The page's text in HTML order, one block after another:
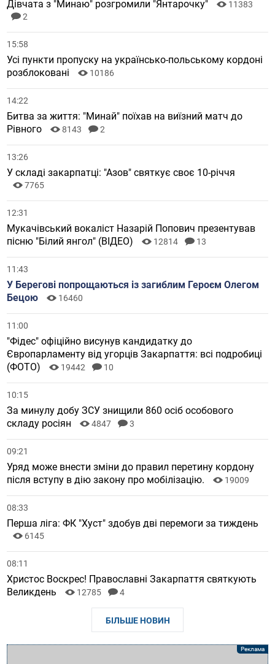
Дівчата з "Минаю" розгромили "Янтарочку"
11383
2
15:58
Усі пункти пропуску на українсько-польському кордоні
розблоковані
10186
14:22
Битва за життя: "Минай" поїхав на виїзний матч до
Рівного
8143 2
13:26
У складі закарпатці: "Азов" святкує своє 10-річчя
7765
12:31
Мукачівський вокаліст Назарій Попович презентував
пісню "Білий янгол" (ВІДЕО)
12814 13
11:43
У Берегові попрощаються із загиблим Героєм Олегом
Бецою
16460
11:00
"Фідес" офіційно висунув кандидатку до
Європарламенту від угорців Закарпаття: всі подробиці
(ФОТО)
19442 10
10:15
За минулу добу ЗСУ знищили 860 осіб особового
складу росіян
4847 3
09:21
Уряд може внести зміни до правил перетину кордону
після вступу в дію закону про мобілізацію.
19009
08:33
Перша ліга: ФК "Хуст" здобув дві перемоги за тиждень
6145
08:11
Христос Воскрес! Православні Закарпаття святкують
Великдень
12785 4
БІЛЬШЕ НОВИН